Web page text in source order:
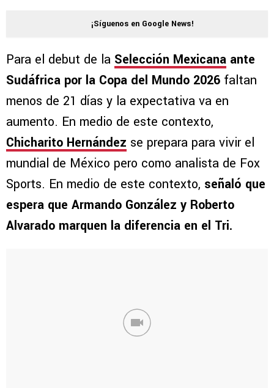
¡Síguenos en Google News!
Para el debut de la Selección Mexicana ante
Sudáfrica por la Copa del Mundo 2026 faltan
menos de 21 días y la expectativa va en
aumento. En medio de este contexto,
Chicharito Hernández se prepara para vivir el
mundial de México pero como analista de Fox
Sports. En medio de este contexto, señaló que
espera que Armando González y Roberto
Alvarado marquen la diferencia en el Tri.